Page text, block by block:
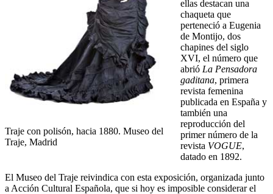
Traje con polisón, hacia 1880. Museo del
Traje, Madrid
ellas destacan una
chaqueta que
perteneció a Eugenia
de Montijo, dos
chapines del siglo
XVI, el número que
abrió La Pensadora
gaditana, primera
revista femenina
publicada en España y
también una
reproducción del
primer número de la
revista VOGUE,
datado en 1892.
El Museo del Traje reivindica con esta exposición, organizada junto
a Acción Cultural Española, que si hoy es imposible considerar el